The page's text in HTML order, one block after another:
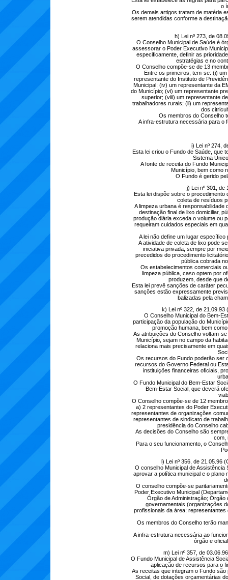
o
Os demais artigos tratam de matéria
serem atendidas conforme a
h) Lei nº 273, de
O Conselho Municipal de Saúde é
assessorar o Poder Executivo
especificamente, definir as
estratégias e no
O Conselho compõe-se de 13
Entre os primeiros, tem-se: (i)
representante do Instituto de
Municipal; (iv) um representante da
do Município; (vi) um representante
superior; (viii) um representante
trabalhadores rurais; (ii) um
dos
Os membros do Conselho
A infra-estrutura necessária para o
i) Lei nº 274,
Esta lei criou o Fundo de Saúde, que
Sistema
A fonte de receita do Fundo
Município, bem como
O Fundo é gerido
j) Lei nº 301, de
Esta lei dispõe sobre o procedimento
coleta de resíduos
A limpeza urbana é responsabilidade
destinação final de lixo domiciliar,
produção diária exceda o volume ou
requeiram cuidados especiais em
A lei não define um lugar
A atividade de coleta de lixo pode
iniciativa privada, sempre por
precedidos do procedimento
pública cobrada
Os estabelecimentos comerciais
limpeza pública, caso optem por
produzem, desde que
Esta lei prevê sanções de caráter
sanções estão expressamente
balizadas pela
k) Lei nº 322, de 21.09.93
O Conselho Municipal do Bem-
participação da população do
promoção humana, bem
As atribuições do Conselho voltam-
Município, sejam no campo da
relaciona mais precisamente em
Os recursos do Fundo poderão ser
recursos do Governo Federal ou
instituições financeiras oficiais,
O Fundo Municipal do Bem-Estar
Bem-Estar Social, que deverá
O Conselho compõe-se de 12
a) 2 representantes do Poder
representantes de organizações
representantes de sindicato de
presidência do Conselho
As decisões do Conselho são
com,
Para o seu funcionamento, o
l) Lei nº 356, de 21.05.96
O conselho Municipal de Assistência
aprovar a política municipal e o plano
O conselho compõe-se
Poder Executivo Municipal
Órgão de Administração;
governamentais (organizações
profissionais da área;
Os membros do Conselho terão
A infra-estrutura necessária ao
órgão e
m) Lei nº 357, de
O Fundo Municipal de Assistência
aplicação de recursos para o
As receitas que integram o Fundo
Social, de dotações orçamentárias